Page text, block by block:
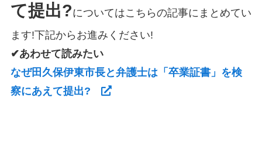
て提出?についてはこちらの記事にまとめてい
ます!下記からお進みください!
✔あわせて読みたい
なぜ田久保伊東市長と弁護士は「卒業証書」を検
察にあえて提出?